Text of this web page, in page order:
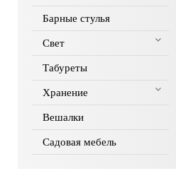
Барные стулья
Свет
Табуреты
Хранение
Вешалки
Садовая мебель